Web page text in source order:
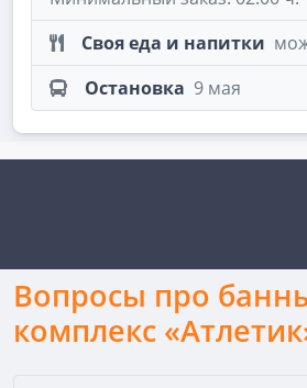
Своя еда и напитки
Остановка 9 мая
Вопросы про
комплекс